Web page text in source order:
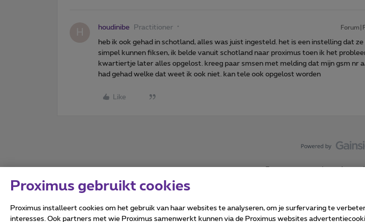
H houdinibe Practitioner
heb ik ook gehad in schotland, alles was juist ingesteld. het is een instelling dat ze
simpel kunnen fiksen, ik belde vanuit schotland naar proximus toen ik het
kwartiertje later alles opgelost. kreeg paar smsen met melding dat mijn gsm nr
had gehad welke dat weet ik ook niet. kan tele ook opgelost worden
Like
Forumvoorwaarden
Proximus gebruikt cookies
Proximus installeert cookies om het gebruik van haar websites te analyseren, om je surfervaring te
interesses. Ook partners met wie Proximus samenwerkt kunnen via de Proximus websites